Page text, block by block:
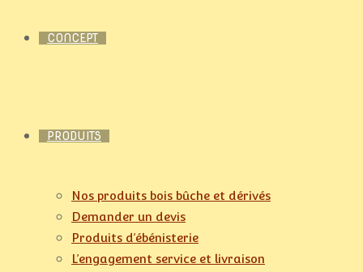
CONCEPT
PRODUITS
Nos produits bois bûche et dérivés
Demander un devis
Produits d’ébénisterie
L’engagement service et livraison